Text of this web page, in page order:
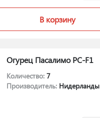
В корзину
Огурец Пасалимо РС-F1
Количество: 7
Производитель: Нидерланды